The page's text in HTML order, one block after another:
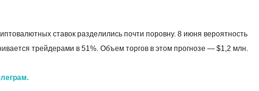
ставок разделились почти поровну. 8 июня вероятность
трейдерами в 51%. Объем торгов в этом прогнозе — $1,2 млн.